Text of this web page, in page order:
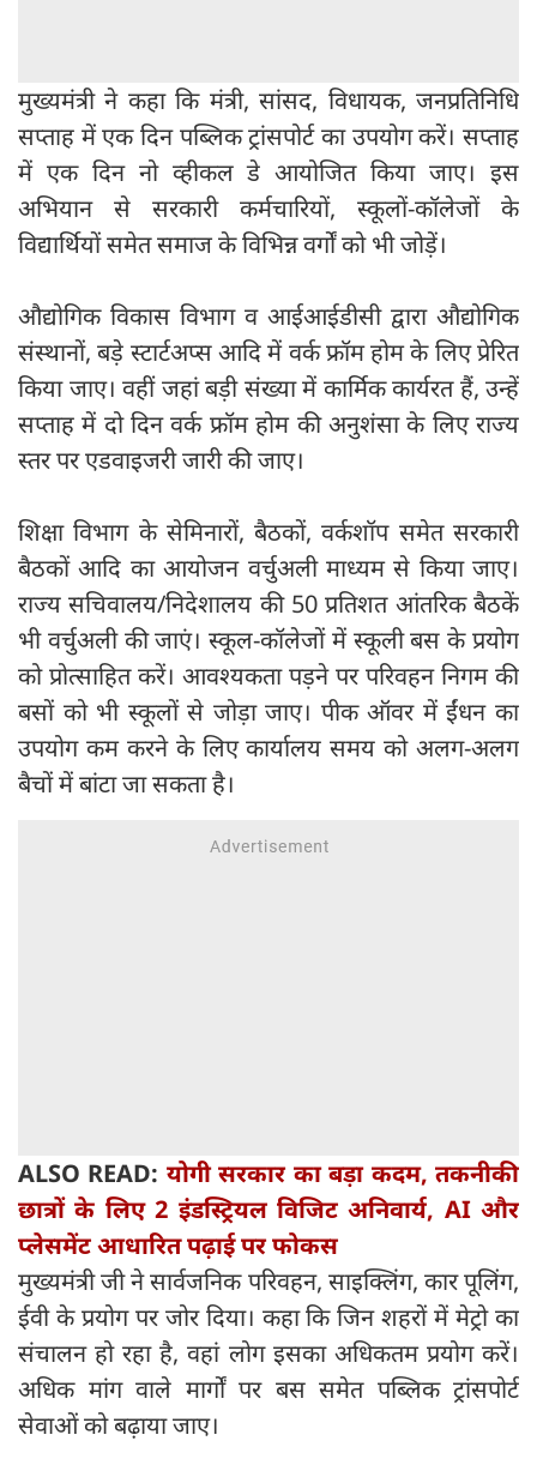
मुख्यमंत्री ने कहा कि मंत्री, सांसद, विधायक, जनप्रतिनिधि
सप्ताह में एक दिन पब्लिक ट्रांसपोर्ट का उपयोग करें। सप्ताह
में एक दिन नो व्हीकल डे आयोजित किया जाए। इस
अभियान से सरकारी कर्मचारियों, स्कूलों-कॉलेजों के
विद्यार्थियों समेत समाज के विभिन्न वर्गों को भी जोड़ें।
औद्योगिक विकास विभाग व आईआईडीसी द्वारा औद्योगिक
संस्थानों, बड़े स्टार्टअप्स आदि में वर्क फ्रॉम होम के लिए प्रेरित
किया जाए। वहीं जहां बड़ी संख्या में कार्मिक कार्यरत हैं, उन्हें
सप्ताह में दो दिन वर्क फ्रॉम होम की अनुशंसा के लिए राज्य
स्तर पर एडवाइजरी जारी की जाए।
शिक्षा विभाग के सेमिनारों, बैठकों, वर्कशॉप समेत सरकारी
बैठकों आदि का आयोजन वर्चुअली माध्यम से किया जाए।
राज्य सचिवालय/निदेशालय की 50 प्रतिशत आंतरिक बैठकें
भी वर्चुअली की जाएं। स्कूल-कॉलेजों में स्कूली बस के प्रयोग
को प्रोत्साहित करें। आवश्यकता पड़ने पर परिवहन निगम की
बसों को भी स्कूलों से जोड़ा जाए। पीक ऑवर में ईंधन का
उपयोग कम करने के लिए कार्यालय समय को अलग-अलग
बैचों में बांटा जा सकता है।
ALSO READ: योगी सरकार का बड़ा कदम, तकनीकी
छात्रों के लिए 2 इंडस्ट्रियल विजिट अनिवार्य, AI और
प्लेसमेंट आधारित पढ़ाई पर फोकस
मुख्यमंत्री जी ने सार्वजनिक परिवहन, साइक्लिंग, कार पूलिंग,
ईवी के प्रयोग पर जोर दिया। कहा कि जिन शहरों में मेट्रो का
संचालन हो रहा है, वहां लोग इसका अधिकतम प्रयोग करें।
अधिक मांग वाले मार्गों पर बस समेत पब्लिक ट्रांसपोर्ट
सेवाओं को बढ़ाया जाए।